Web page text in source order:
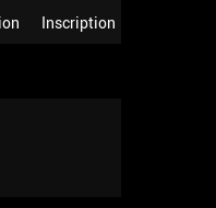
Inscription